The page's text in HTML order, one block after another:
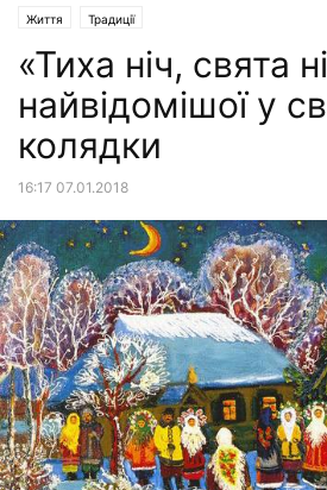
Життя Традиції
«Тиха ніч, свята
найвідомішої у
колядки
16:17 07.01.2018